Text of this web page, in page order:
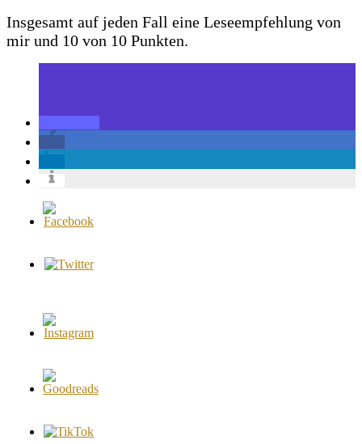
Insgesamt auf jeden Fall eine Leseempfehlung von
mir und 10 von 10 Punkten.